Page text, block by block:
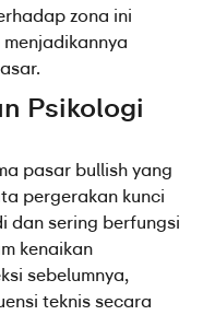
zona ini
Psikologi
pasar bullish yang
pergerakan kunci
dan sering berfungsi
kenaikan
sebelumnya,
teknis secara